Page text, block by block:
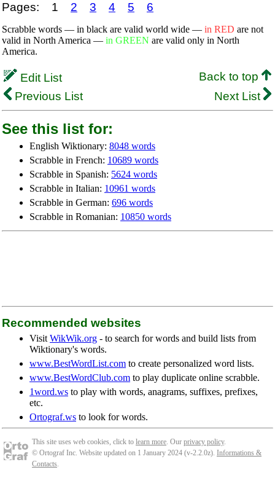
Pages: 1 2 3 4 5 6
Scrabble words — in black are valid world wide — in RED are not
valid in North America — in GREEN are valid only in North
America.
Edit List
Back to top
Previous List
Next List
See this list for:
English Wiktionary: 8048 words
Scrabble in French: 10689 words
Scrabble in Spanish: 5624 words
Scrabble in Italian: 10961 words
Scrabble in German: 696 words
Scrabble in Romanian: 10850 words
Recommended websites
Visit WikWik.org - to search for words and build lists from
Wiktionary's words.
www.BestWordList.com to create personalized word lists.
www.BestWordClub.com to play duplicate online scrabble.
1word.ws to play with words, anagrams, suffixes, prefixes,
etc.
Ortograf.ws to look for words.
This site uses web cookies, click to learn more. Our privacy policy.
© Ortograf Inc. Website updated on 1 January 2024 (v-2.2.0z). Informations &
Contacts.